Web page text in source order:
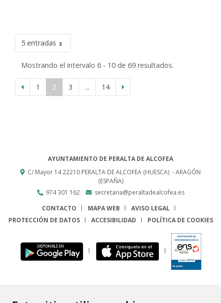
5 entradas
Mostrando el intervalo 6 - 10 de 69 resultados.
1 2 3 ... 14
AYUNTAMIENTO DE PERALTA DE ALCOFEA
C/ Mayor 1422210 PERALTA DE ALCOFEA (HUESCA) - ARAGÓN
(ESPAÑA)
974 301 162
secretaria@peraltadealcofea.es
CONTACTO
MAPA WEB
AVISO LEGAL
PROTECCIÓN DE DATOS
ACCESIBILIDAD POLÍTICA DE COOKIES